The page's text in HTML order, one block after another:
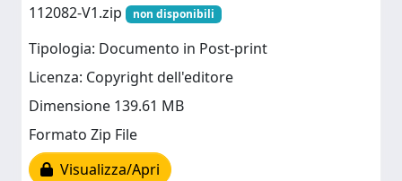
112082-V1.zip non disponibili
Tipologia: Documento in Post-print
Licenza: Copyright dell'editore
Dimensione 139.61 MB
Formato Zip File
Visualizza/Apri